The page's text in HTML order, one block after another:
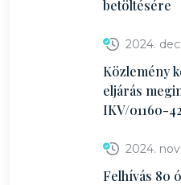
betöltésére
2024.
Közlemény
eljárás
IKV/01160-
2024.
Felhívás 80